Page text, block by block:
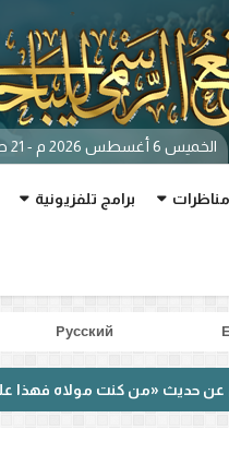
الخميس 6 أغسطس 2026 م - 21 صفر 1448 هـ
برامج تلفزيونية
Pусский
كنت مولاه فهذا علي مولاه»؟